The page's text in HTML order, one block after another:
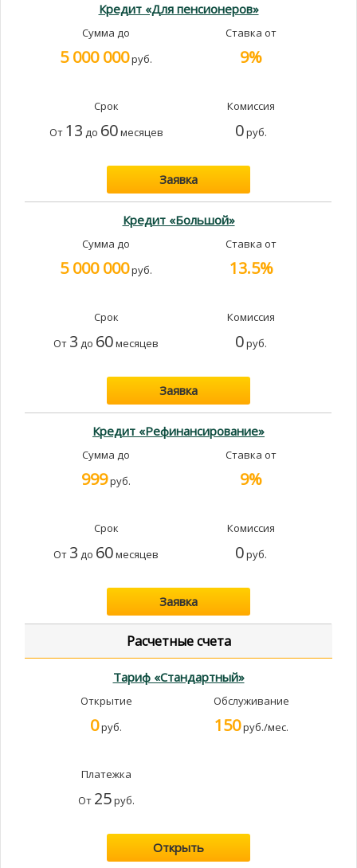
Кредит «Для пенсионеров»
Сумма до
5 000 000руб.
Ставка от
9%
Срок
От 13 до 60месяцев
Комиссия
0руб.
Заявка
Кредит «Большой»
Сумма до
5 000 000руб.
Ставка от
13.5%
Срок
От 3 до 60месяцев
Комиссия
0руб.
Заявка
Кредит «Рефинансирование»
Сумма до
999руб.
Ставка от
9%
Срок
От 3 до 60месяцев
Комиссия
0руб.
Заявка
Расчетные счета
Тариф «Стандартный»
Открытие
0руб.
Обслуживание
150руб./мес.
Платежка
От 25руб.
Открыть